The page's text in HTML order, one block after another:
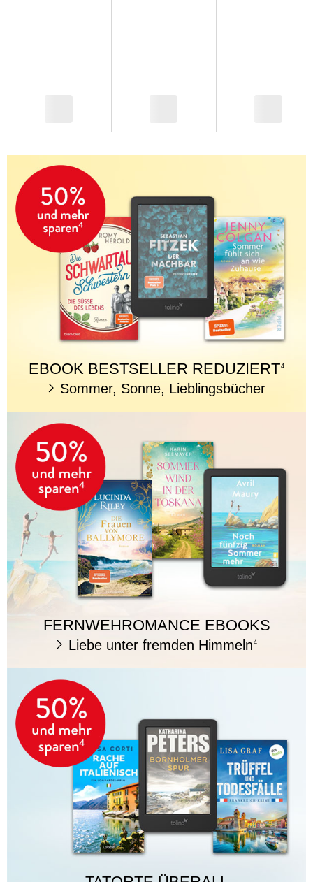
EBOOK BESTSELLER REDUZIERT4
Sommer, Sonne, Lieblingsbücher
FERNWEHROMANCE EBOOKS
Liebe unter fremden Himmeln 4